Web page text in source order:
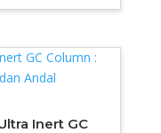
Inert GC